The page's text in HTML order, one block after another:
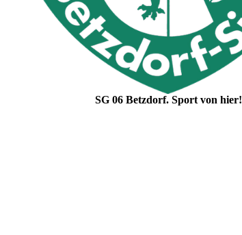
SG 06 Betzdorf. Sport von hier!